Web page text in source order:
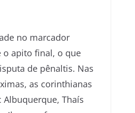
no marcador
o apito final, o que
de pênaltis. Nas
as corinthianas
Albuquerque, Thaís